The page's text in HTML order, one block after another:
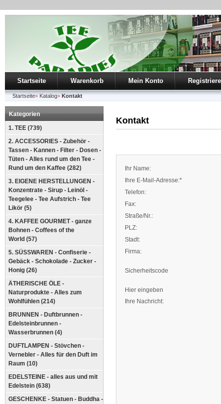
Startseite Warenkorb Mein Konto
Startseite» Katalog» Kontakt
Kategorien
1. TEE (739)
2. ACCESSORIES - Zubehör -
Tassen - Kannen - Filter - Dosen -
Tüten - Alles rund um den Tee -
Rund um den Kaffee (282)
3. EIGENE HERSTELLUNGEN -
Konzentrate - Sirup - Leinöl -
Teegelee - Tee Aufstrich - Tee
Likör (5)
4. KAFFEE GOURMET - ganze
Bohnen - Coffees of the
World (57)
5. SÜSSWAREN - Confiserie -
Gebäck - Schokolade - Zucker -
Honig (26)
ÄTHERISCHE ÖLE -
Naturprodukte - Alles zum
Wohlfühlen (214)
BRUNNEN - Duftbrunnen -
Edelsteinbrunnen -
Wasserbrunnen (4)
DUFTLAMPEN - Stövchen -
Vernebler - Alles für den Duft im
Raum (10)
EDELSTEINE - alles aus und mit
Edelstein (638)
GESCHENKE - Statuen - Buddha -
Kontakt
Ihr Name:
Ihre E-Mail-Adresse:*
Telefon:
Fax:
Straße/Nr.:
PLZ:
Stadt:
Firma:
Sicherheitscode
Hier eingeben
Ihre Nachricht: